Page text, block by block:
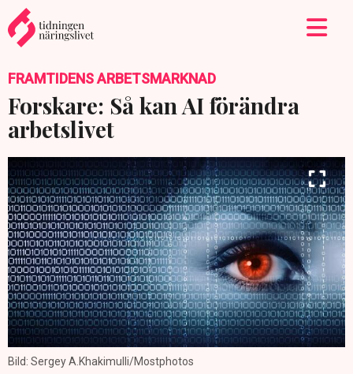
FRAMTIDENS ARBETSMARKNAD
Forskare: Så kan AI förändra
arbetslivet
Bild: Sergey A.Khakimulli/Mostphotos